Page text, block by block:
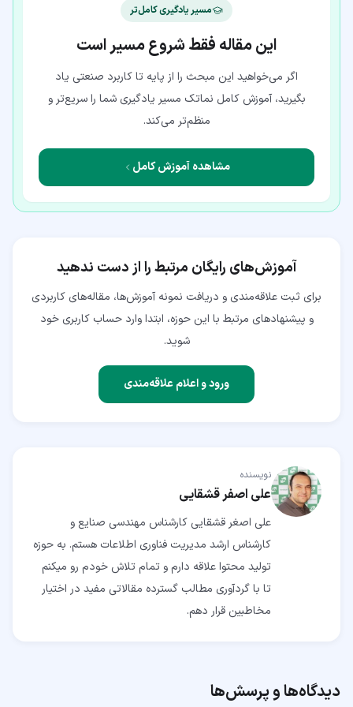
مسیر یادگیری کامل‌تر
این مقاله فقط شروع مسیر است
اگر می‌خواهید این مبحث را از پایه تا کاربرد صنعتی یاد
بگیرید، آموزش کامل نماتک مسیر یادگیری شما را سریع‌تر و
منظم‌تر می‌کند.
مشاهده آموزش کامل
آموزش‌های رایگان مرتبط را از دست ندهید
برای ثبت علاقه‌مندی و دریافت نمونه آموزش‌ها، مقاله‌های کاربردی
و پیشنهادهای مرتبط با این حوزه، ابتدا وارد حساب کاربری خود
شوید.
ورود و اعلام علاقه‌مندی
نویسنده
علی اصفر قشقایی
علی اصغر قشقایی کارشناس مهندسی صنایع و
کارشناس ارشد مدیریت فناوری اطلاعات هستم. به حوزه
تولید محتوا علاقه دارم و تمام تلاش خودم رو میکنم
تا با گردآوری مطالب گسترده مقالاتی مفید در اختیار
مخاطبین قرار دهم.
دیدگاه‌ها و پرسش‌ها